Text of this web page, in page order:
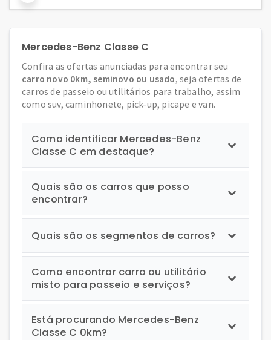
Mercedes-Benz Classe C
Confira as ofertas anunciadas para encontrar seu
carro novo 0km, seminovo ou usado, seja ofertas de
carros de passeio ou utilitários para trabalho, assim
como suv, caminhonete, pick-up, picape e van.
Como identificar Mercedes-Benz
Classe C em destaque?
Quais são os carros que posso
encontrar?
Quais são os segmentos de carros?
Como encontrar carro ou utilitário
misto para passeio e serviços?
Está procurando Mercedes-Benz
Classe C 0km?